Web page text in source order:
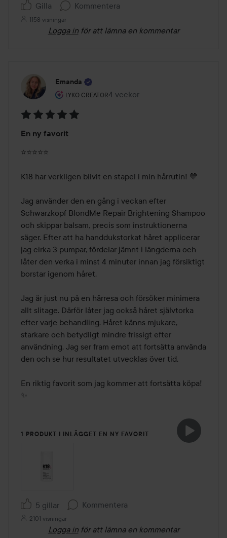
Gilla
Kommentera
1158 visningar
Logga in för att lämna en kommentar
Emanda
LYKO CREATOR
Användarens roll: Lyko Creator.
4 veckor
Inlägget skapades 4 veckor
5
av
En ny favorit
⭐️⭐️⭐️⭐️⭐️
K18 har verkligen blivit en stapel i min hårrutin! 💛
Jag använder den en gång i veckan efter
Schwarzkopf BlondMe Repair Brightening Shampoo
och skippar balsam, precis som instruktionerna
säger. Efter att ha handdukstorkat håret applicerar
jag cirka 3 pumpar, fördelar jämnt i längderna och
låter den verka i minst 4 minuter innan jag försiktigt
borstar igenom håret.
Jag är just nu på en hårresa och försöker minimera
allt slitage. Därför låter jag också håret självtorka
efter varje behandling. Håret känns mjukare,
starkare och betydligt mindre frissigt efter
användning. Jag ser fram emot att fortsätta använda
den och se hur resultatet utvecklas över tid.
En riktig favorit som jag kommer att fortsätta köpa!
✨
1 PRODUKT I INLÄGGET EN NY FAVORIT
5 gillar Kommentera
2101 visningar
Logga in för att lämna en kommentar